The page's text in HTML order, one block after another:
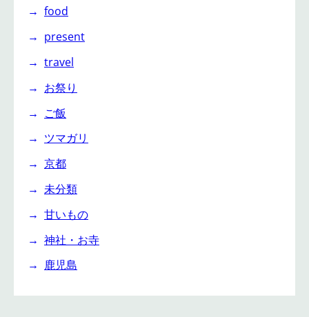
food
present
travel
お祭り
ご飯
ツマガリ
京都
未分類
甘いもの
神社・お寺
鹿児島